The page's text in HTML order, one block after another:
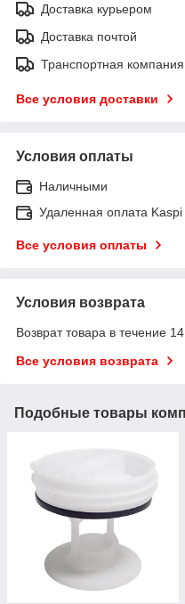
Доставка курьером
Доставка почтой
Транспортная компания
Все условия доставки
Условия оплаты
Наличными
Удаленная оплата Kaspi
Все условия оплаты
Условия возврата
Возврат товара в течение
Все условия возврата
Подобные товары